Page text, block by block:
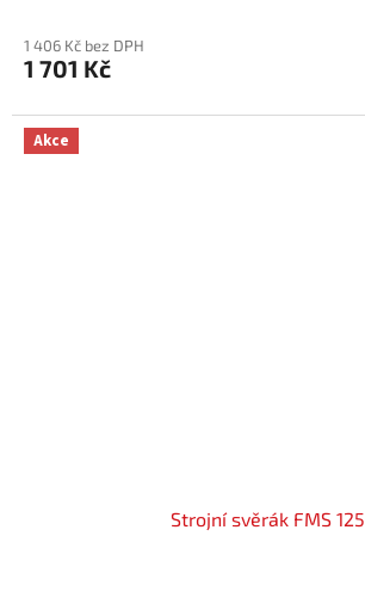
1 406 Kč bez DPH
1 701 Kč
Akce
Strojní svěrák FMS 125